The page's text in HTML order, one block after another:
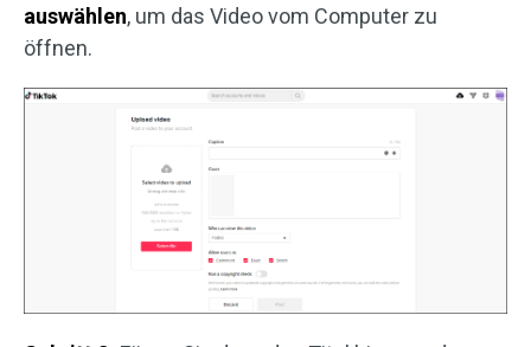
auswählen, um das Video vom Computer zu
öffnen.